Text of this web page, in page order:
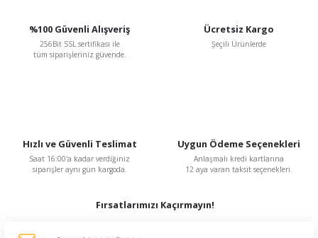
%100 Güvenli Alışveriş
256Bit SSL sertifikası ile
tüm siparişleriniz güvende.
Ücretsiz Kargo
Şeçili Ürünlerde
Hızlı ve Güvenli Teslimat
Saat 16:00'a kadar verdiğiniz
siparişler aynı gün kargoda.
Uygun Ödeme Seçenekleri
Anlaşmalı kredi kartlarına
12 aya varan taksit seçenekleri.
Fırsatlarımızı Kaçırmayın!